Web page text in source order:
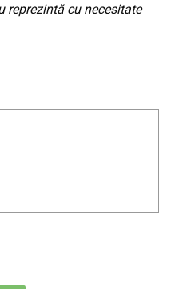
reprezintă cu necesitate